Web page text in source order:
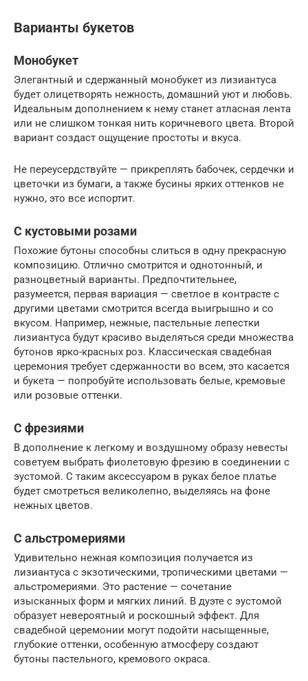
Варианты букетов
Монобукет
Элегантный и сдержанный монобукет из лизиантуса
будет олицетворять нежность, домашний уют и любовь.
Идеальным дополнением к нему станет атласная лента
или не слишком тонкая нить коричневого цвета. Второй
вариант создаст ощущение простоты и вкуса.
Не переусердствуйте — прикреплять бабочек, сердечки и
цветочки из бумаги, а также бусины ярких оттенков не
нужно, это все испортит.
С кустовыми розами
Похожие бутоны способны слиться в одну прекрасную
композицию. Отлично смотрится и однотонный, и
разноцветный варианты. Предпочтительнее,
разумеется, первая вариация — светлое в контрасте с
другими цветами смотрится всегда выигрышно и со
вкусом. Например, нежные, пастельные лепестки
лизиантуса будут красиво выделяться среди множества
бутонов ярко-красных роз. Классическая свадебная
церемония требует сдержанности во всем, это касается
и букета — попробуйте использовать белые, кремовые
или розовые оттенки.
С фрезиями
В дополнение к легкому и воздушному образу невесты
советуем выбрать фиолетовую фрезию в соединении с
эустомой. С таким аксессуаром в руках белое платье
будет смотреться великолепно, выделяясь на фоне
нежных цветов.
С альстромериями
Удивительно нежная композиция получается из
лизиантуса с экзотическими, тропическими цветами —
альстромериями. Это растение — сочетание
изысканных форм и мягких линий. В дуэте с эустомой
образует невероятный и роскошный эффект. Для
свадебной церемонии могут подойти насыщенные,
глубокие оттенки, особенную атмосферу создают
бутоны пастельного, кремового окраса.